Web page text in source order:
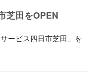
芝田をOPEN
ービス四日市芝田」を